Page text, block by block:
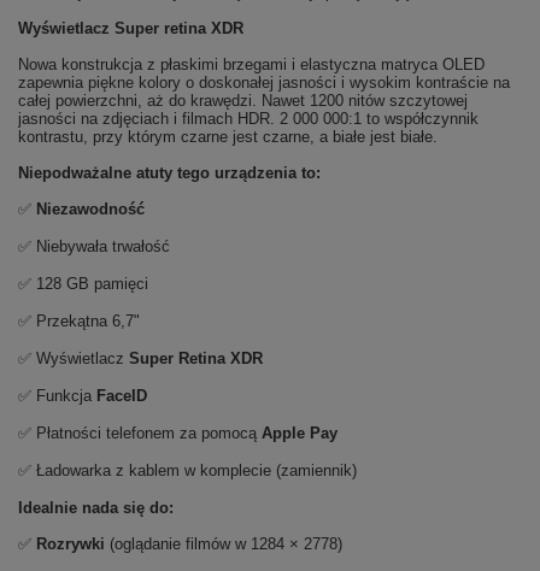
Wyświetlacz Super retina XDR
Nowa konstrukcja z płaskimi brzegami i elastyczna matryca OLED
zapewnia piękne kolory o doskonałej jasności i wysokim kontraście na
całej powierzchni, aż do krawędzi. Nawet 1200 nitów szczytowej
jasności na zdjęciach i filmach HDR. 2 000 000:1 to współczynnik
kontrastu, przy którym czarne jest czarne, a białe jest białe.
Niepodważalne atuty tego urządzenia to:
✅ Niezawodność
✅ Niebywała trwałość
✅ 128 GB pamięci
✅ Przekątna 6,7"
✅ Wyświetlacz Super Retina XDR
✅ Funkcja FaceID
✅ Płatności telefonem za pomocą Apple Pay
✅ Ładowarka z kablem w komplecie (zamiennik)
Idealnie nada się do:
✅ Rozrywki (oglądanie filmów w 1284 × 2778)